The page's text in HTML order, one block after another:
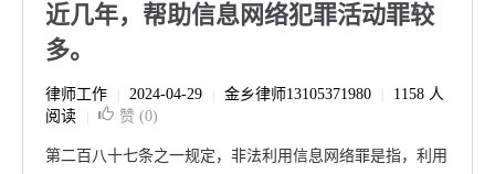
近几年，帮助信息网络犯罪活动罪较
多。
律师工作 2024-04-29 金乡律师13105371980
1158 人
阅读
赞 (0)
第二百八十七条之一规定，非法利用信息网络罪是指，利用